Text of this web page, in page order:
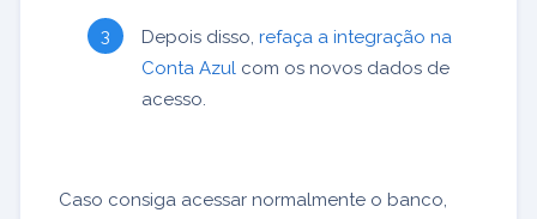
Depois disso, refaça a integração na
Conta Azul com os novos dados de
acesso.
Caso consiga acessar normalmente o banco,